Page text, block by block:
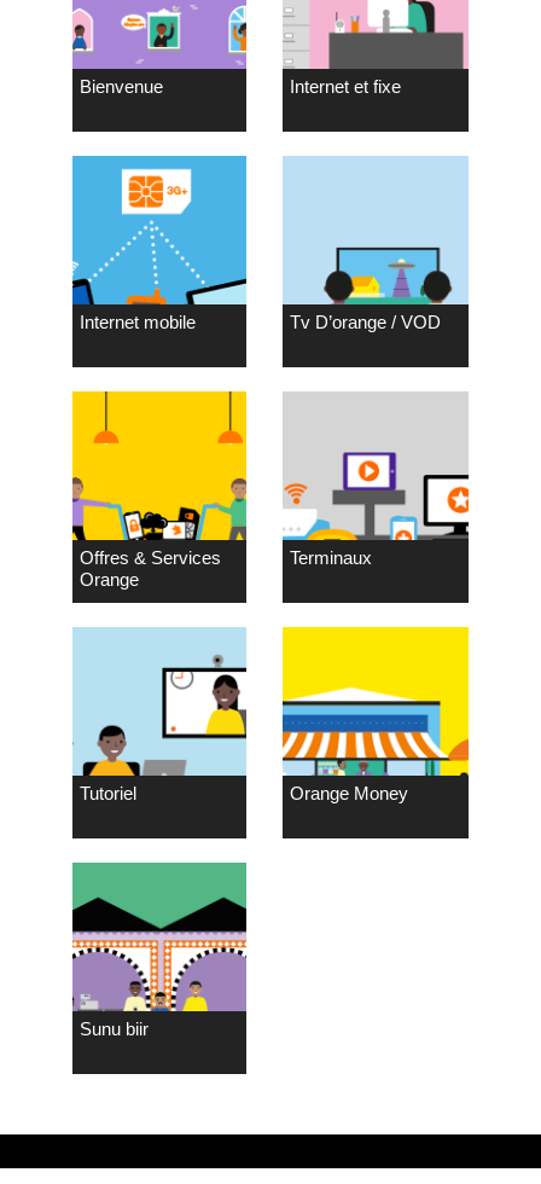
Bienvenue Internet et fixe
Internet mobile Tv D’orange / VOD
Offres & Services
Orange
Terminaux
Tutoriel Orange Money
Sunu biir